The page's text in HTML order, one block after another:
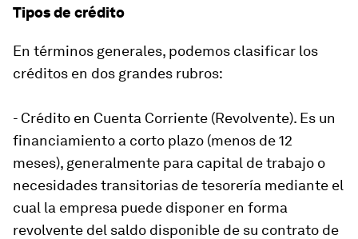
Tipos de crédito
En términos generales, podemos clasificar los
créditos en dos grandes rubros:
- Crédito en Cuenta Corriente (Revolvente). Es un
financiamiento a corto plazo (menos de 12
meses), generalmente para capital de trabajo o
necesidades transitorias de tesorería mediante el
cual la empresa puede disponer en forma
revolvente del saldo disponible de su contrato de